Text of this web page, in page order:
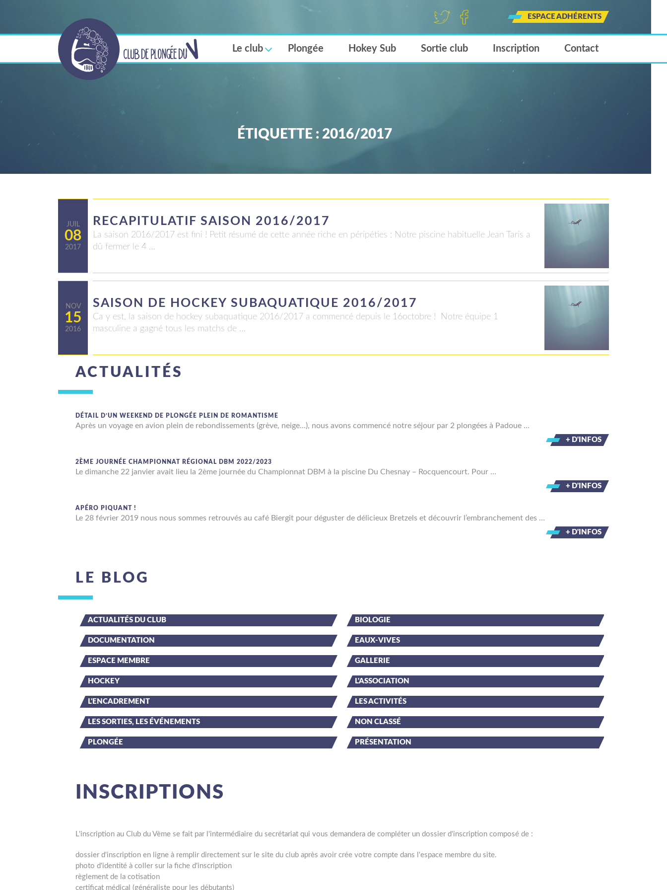
ESPACE ADHÉRENTS
Le club Plongée Hokey Sub Sortie club Inscription Contact
ÉTIQUETTE : 2016/2017
JUIL
08
2017
RECAPITULATIF SAISON 2016/2017
La saison 2016/2017 est fini ! Petit résumé de cette année riche en péripéties : Notre piscine habituelle Jean Taris a
dû fermer le 4 …
NOV
15
2016
SAISON DE HOCKEY SUBAQUATIQUE 2016/2017
Ca y est, la saison de hockey subaquatique 2016/2017 a commencé depuis le 16octobre ! Notre équipe 1
masculine a gagné tous les matchs de …
ACTUALITÉS
DÉTAIL D’UN WEEKEND DE PLONGÉE PLEIN DE ROMANTISME
Après un voyage en avion plein de rebondissements (grève, neige…), nous avons commencé notre séjour par 2 plongées à Padoue …
+ D'INFOS
2ÈME JOURNÉE CHAMPIONNAT RÉGIONAL DBM 2022/2023
Le dimanche 22 janvier avait lieu la 2ème journée du Championnat DBM à la piscine Du Chesnay – Rocquencourt. Pour …
+ D'INFOS
APÉRO PIQUANT !
Le 28 février 2019 nous nous sommes retrouvés au café Biergit pour déguster de délicieux Bretzels et découvrir l’embranchement des …
+ D'INFOS
LE BLOG
ACTUALITÉS DU CLUB BIOLOGIE
DOCUMENTATION EAUX-VIVES
ESPACE MEMBRE GALLERIE
HOCKEY L'ASSOCIATION
L'ENCADREMENT LES ACTIVITÉS
LES SORTIES, LES ÉVÉNEMENTS NON CLASSÉ
PLONGÉE PRÉSENTATION
INSCRIPTIONS
L'inscription au Club du Vème se fait par l'intermédiaire du secrétariat qui vous demandera de compléter un dossier d'inscription composé de :
dossier d'inscription en ligne à remplir directement sur le site du club après avoir crée votre compte dans l'espace membre du site.
photo d'identité à coller sur la fiche d'inscription
règlement de la cotisation
certificat médical (généraliste pour les débutants)